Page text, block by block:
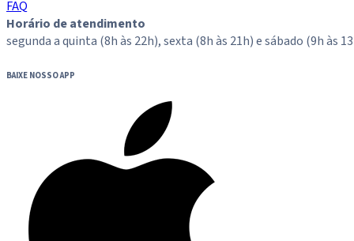
FAQ
Horário de atendimento
segunda a quinta (8h às 22h), sexta (8h às 21h) e sábado (9h às
BAIXE NOSSO APP